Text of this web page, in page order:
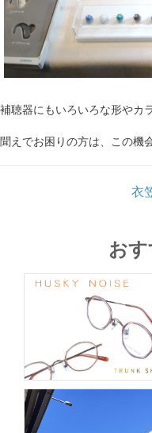
補聴器にもいろいろな形やカ
聞えでお困りの方は、この機
衣
お